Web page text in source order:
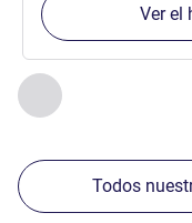
Anterior -
Página ,
Ver el
Todos